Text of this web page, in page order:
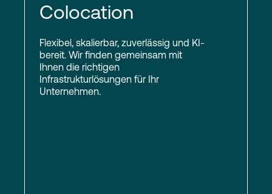
Colocation
Flexibel, skalierbar, zuverlässig und KI-
bereit. Wir finden gemeinsam mit
Ihnen die richtigen
Infrastrukturlösungen für Ihr
Unternehmen.